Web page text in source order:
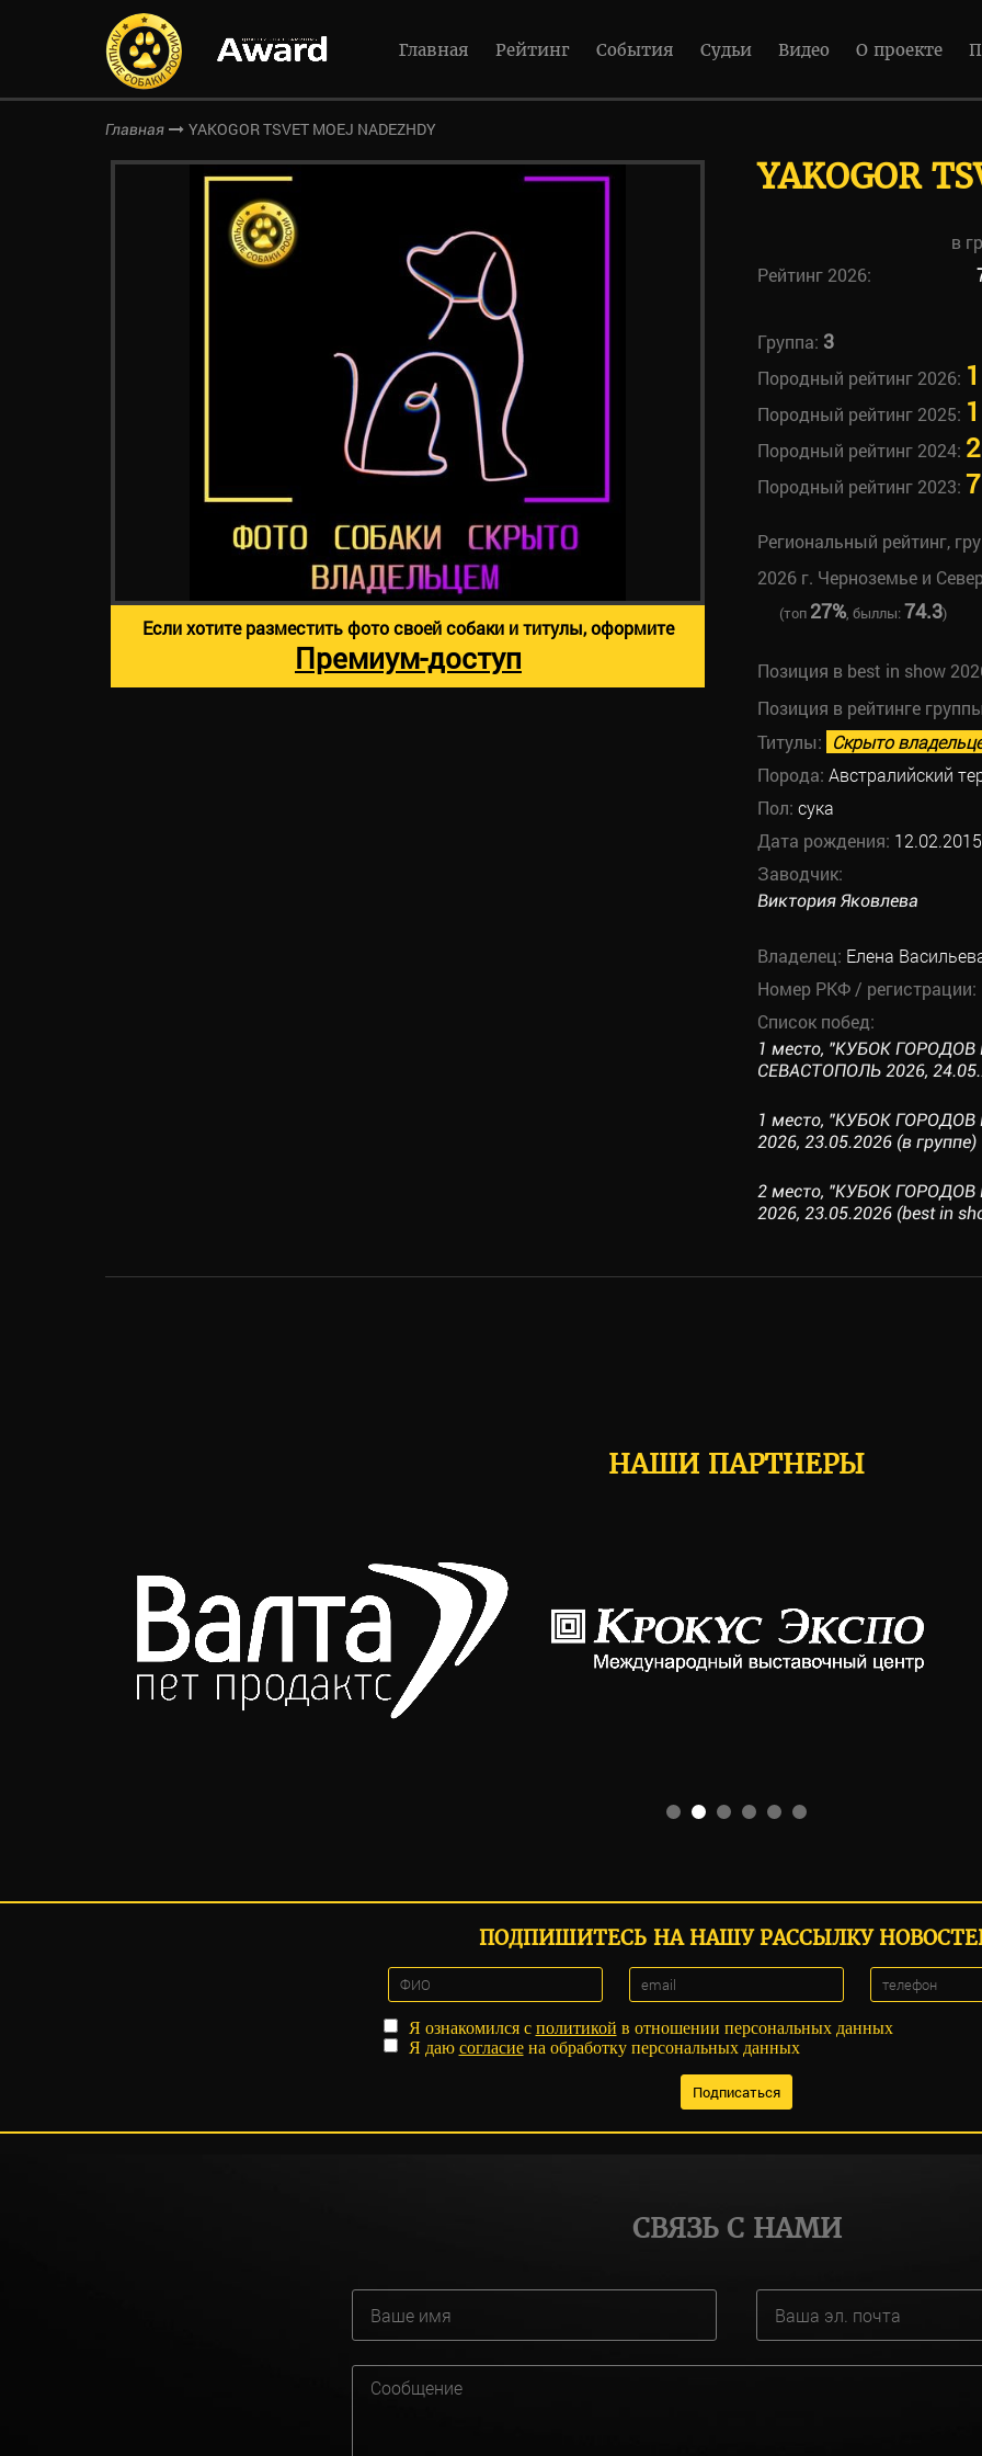
Главная Рейтинг События Судьи Видео О проекте
Главная YAKOGOR TSVET MOEJ NADEZHDY
YAKOGOR
в
Рейтинг 2026:
Группа: 3
Породный рейтинг 2026: 1
Породный рейтинг 2025: 1
Породный рейтинг 2024: 2
Породный рейтинг 2023: 7
Региональный рейтинг,
2026 г. Черноземье и
(топ 27%, быллы:74.3)
Позиция в best in show
Позиция в рейтинге
Титулы: Скрыто
Порода: Австралийский
Пол: сука
Дата рождения: 12.02.2015
Заводчик:
Виктория Яковлева
Владелец: Елена
Номер РКФ / регистрации:
Список побед:
1 место, "КУБОК ГОРОДОВ
СЕВАСТОПОЛЬ 2026,
1 место, "КУБОК
2026, 23.05.2026 (в группе)
2 место, "КУБОК ГОРОДОВ
2026, 23.05.2026 (best in
Если хотите разместить фото своей собаки и титулы, оформите
Премиум-доступ
НАШИ ПАРТНЕРЫ
ПОДПИШИТЕСЬ НА НАШУ РАССЫЛКУ
Я ознакомился с политикой в отношении персональных данных
Я даю согласиена обработку персональных данных
СВЯЗЬ С НАМИ